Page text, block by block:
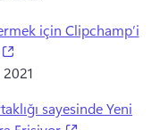
için Clipchamp’i
sayesinde Yeni